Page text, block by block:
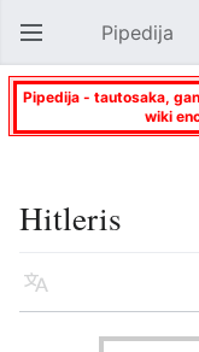
Atverti pagrindinį meniu Pipedija
Pipedija - tautosaka,
wiki
Hitleris
Kalba